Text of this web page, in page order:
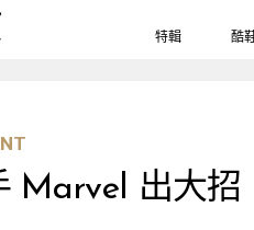
特輯 酷
Marvel 出大